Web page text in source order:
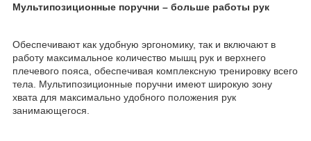
Мультипозиционные поручни – больше работы рук
Обеспечивают как удобную эргономику, так и включают в
работу максимальное количество мышц рук и верхнего
плечевого пояса, обеспечивая комплексную тренировку всего
тела. Мультипозиционные поручни имеют широкую зону
хвата для максимально удобного положения рук
занимающегося.